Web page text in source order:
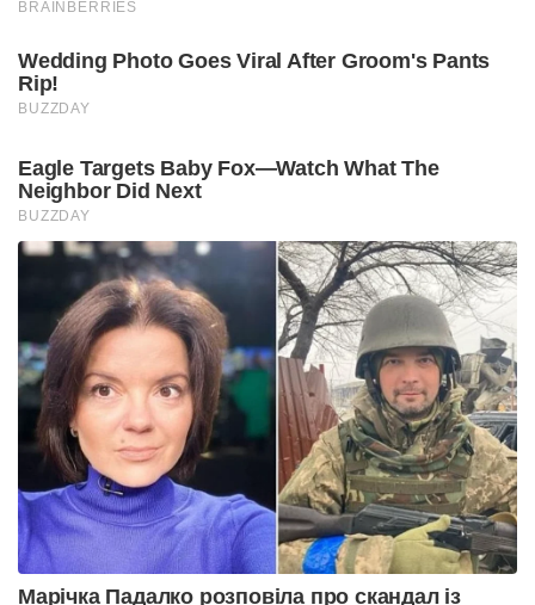
BRAINBERRIES
Wedding Photo Goes Viral After Groom's Pants
Rip!
BUZZDAY
Eagle Targets Baby Fox—Watch What The
Neighbor Did Next
BUZZDAY
Марічка Падалко розповіла про скандал із